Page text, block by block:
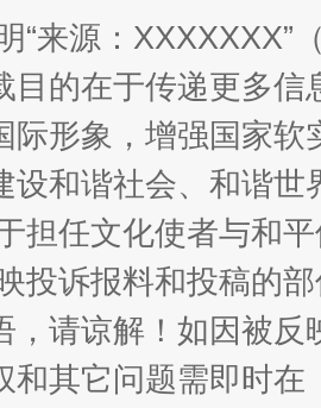
“来源：
目的在于传递更多
际形象，增强国家
设和谐社会、和谐
担任文化使者与和
投诉报料和投稿的
，请谅解！如因被
和其它问题需即时在